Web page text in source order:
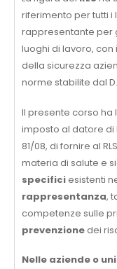
riferimento per tutti
rappresentante per
luoghi di lavoro,
della sicurezza
norme stabilite dal
Il presente corso ha
imposto al datore di
81/08, di fornire al
materia di salute e
specifici esistenti
rappresentanza,
competenze sulle
prevenzionedei
Nelle aziende o